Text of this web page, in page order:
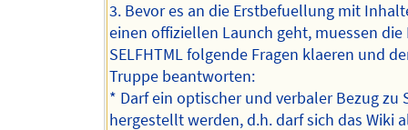
3. Bevor es an die Erstbefuellung mit
einen offiziellen Launch geht, muessen die
SELFHTML folgende Fragen klaeren und
Truppe beantworten:
* Darf ein optischer und verbaler Bezug zu
hergestellt werden, d.h. darf sich das Wiki